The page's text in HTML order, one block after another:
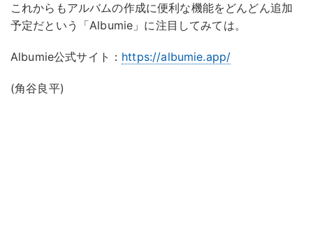
これからもアルバムの作成に便利な機能をどんどん追加
予定だという「Albumie」に注目してみては。
Albumie公式サイト： https://albumie.app/
(角谷良平)